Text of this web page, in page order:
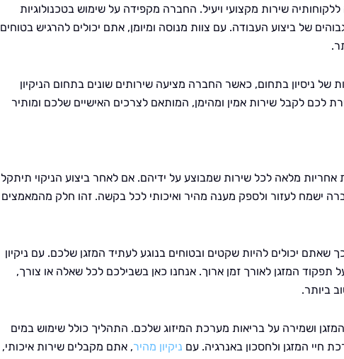
שירות מקצועי ויעיל. החברה מקפידה על שימוש בטכנולוגיות
של ביצוע העבודה. עם צוות מנוסה ומיומן, אתם יכולים להרגיש בטוחים
של ניסיון בתחום, כאשר החברה מציעה שירותים שונים בתחום הניקיון
לכם לקבל שירות אמין ומהימן, המותאם לצרכים האישיים שלכם ומותיר
אחריות מלאה לכל שירות שמבוצע על ידיהם. אם לאחר ביצוע הניקוי תיתקל
ישמח לעזור ולספק מענה מהיר ואיכותי לכל בקשה. זהו חלק מהמאמצים
יכולים להיות שקטים ובטוחים בנוגע לעתיד המזגן שלכם. עם ניקיון
תפקוד המזגן לאורך זמן ארוך. אנחנו כאן בשבילכם לכל שאלה או צורך,
ביותר.
המזגן ושמירה על בריאות מערכת המיזוג שלכם. התהליך כולל שימוש במים
חיי המזגן ולחסכון באנרגיה. עם ניקיון מהיר, אתם מקבלים שירות איכותי,